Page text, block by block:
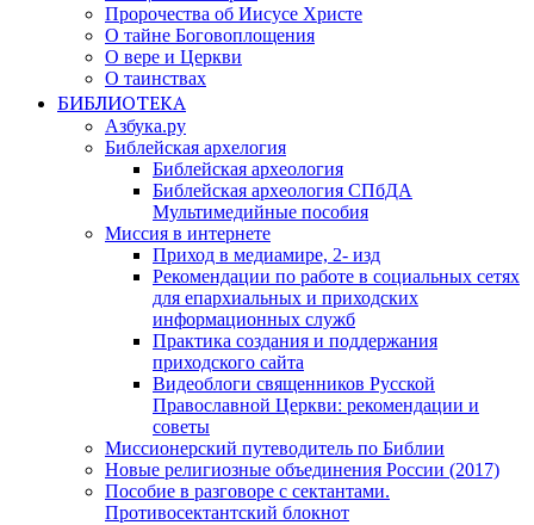
Пророчества об Иисусе Христе
О тайне Боговоплощения
О вере и Церкви
О таинствах
БИБЛИОТЕКА
Азбука.ру
Библейская архелогия
Библейская археология
Библейская археология СПбДА
Мультимедийные пособия
Миссия в интернете
Приход в медиамире, 2- изд
Рекомендации по работе в социальных сетях
для епархиальных и приходских
информационных служб
Практика создания и поддержания
приходского сайта
Видеоблоги священников Русской
Православной Церкви: рекомендации и
советы
Миссионерский путеводитель по Библии
Новые религиозные объединения России (2017)
Пособие в разговоре с сектантами.
Противосектантский блокнот